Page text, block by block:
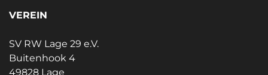
VEREIN
SV RW Lage 29 e.V.
Buitenhook 4
49828 Lage